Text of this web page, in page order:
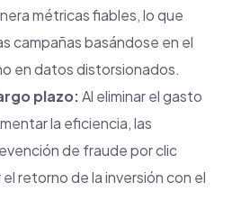
métricas fiables, lo que
campañas basándose en el
en datos distorsionados.
plazo:Al eliminar el gasto
la eficiencia, las
de fraude por clic
retorno de la inversión con el